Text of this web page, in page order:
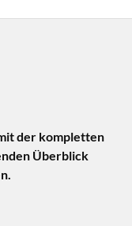
der kompletten
Überblick